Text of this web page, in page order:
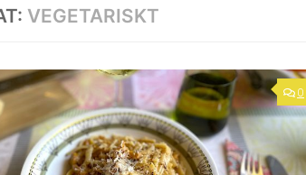
VEGETARISKT
0